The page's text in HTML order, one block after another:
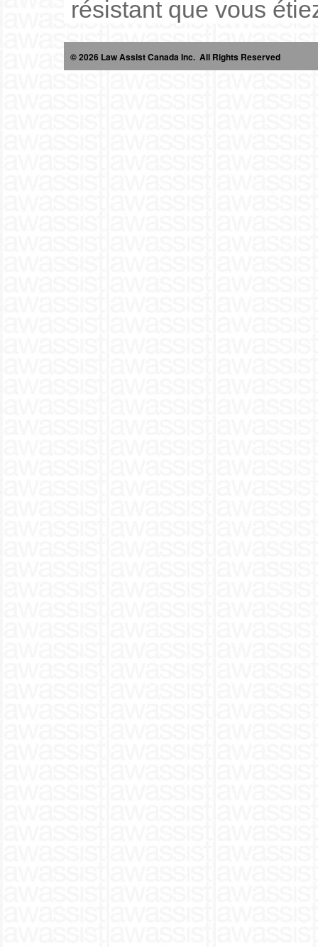
résistant que vous
© 2026 Law Assist Canada Inc. All Rights Reserved